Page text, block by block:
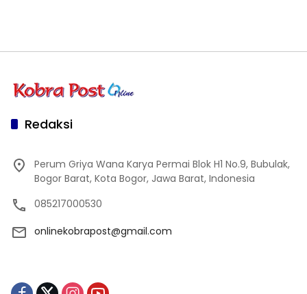
Redaksi
Perum Griya Wana Karya Permai Blok H1 No.9, Bubulak,
Bogor Barat, Kota Bogor, Jawa Barat, Indonesia
085217000530
onlinekobrapost@gmail.com